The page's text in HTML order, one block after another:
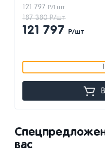
121 797 Р/1 шт
187 380 Р/шт
121 797 Р/шт
вас